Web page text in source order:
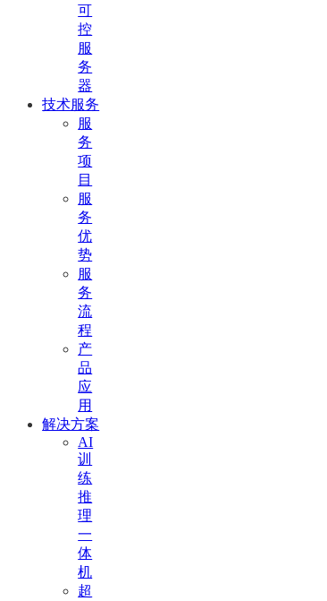
可
控
服
务
器
技术服务
服
务
项
目
服
务
优
势
服
务
流
程
产
品
应
用
解决方案
AI
训
练
推
理
一
体
机
超